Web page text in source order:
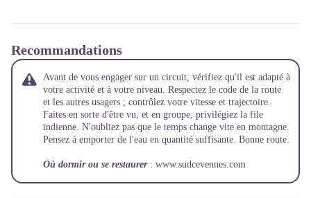
Recommandations
Avant de vous engager sur un circuit, vérifiez qu'il est adapté à
votre activité et à votre niveau. Respectez le code de la route
et les autres usagers ; contrôlez votre vitesse et trajectoire.
Faites en sorte d'être vu, et en groupe, privilégiez la file
indienne. N'oubliez pas que le temps change vite en montagne.
Pensez à emporter de l'eau en quantité suffisante. Bonne route.
Où dormir ou se restaurer : www.sudcevennes.com